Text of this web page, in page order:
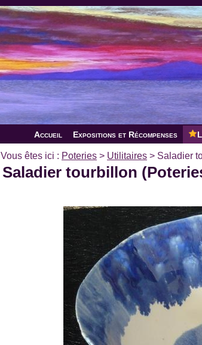
Accueil Expositions et Récompenses
Vous êtes ici : Poteries > Utilitaires > Saladier
Saladier tourbillon